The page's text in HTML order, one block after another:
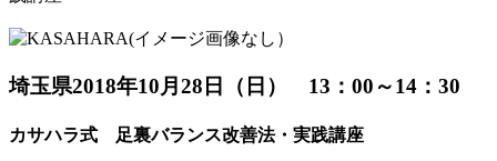
埼玉県2018年10月28日（日） 13：00～14：30
カサハラ式 足裏バランス改善法・実践講座